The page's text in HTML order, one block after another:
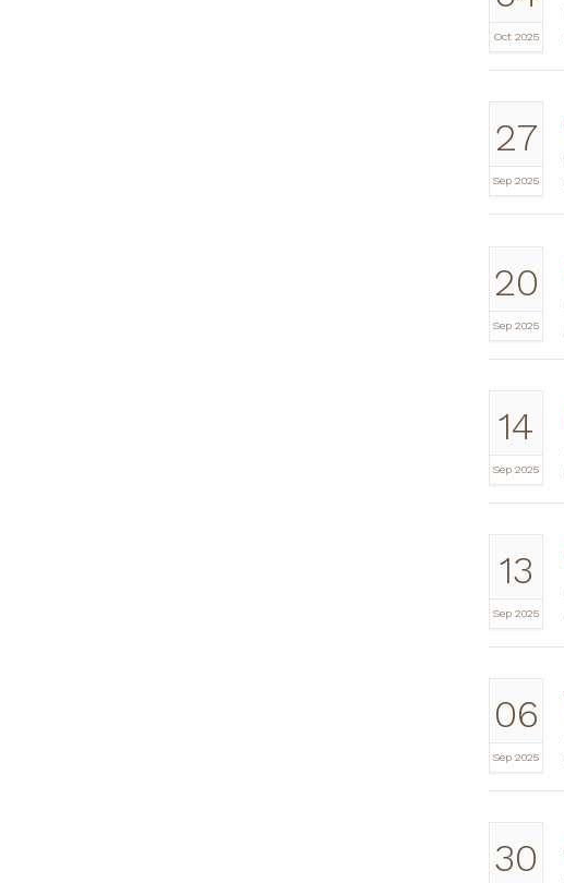
Oct 2025
27
Sep 2025
20
Sep 2025
14
Sep 2025
13
Sep 2025
06
Sep 2025
30